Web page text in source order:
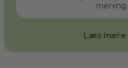
mening.
Læs mere